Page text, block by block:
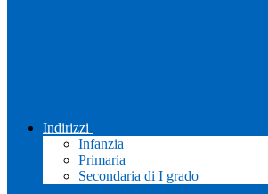
Indirizzi
Infanzia
Primaria
Secondaria di I grado